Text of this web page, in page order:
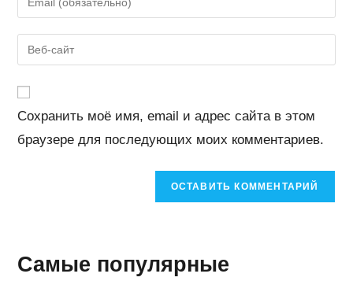
или
пользователя,
чтобы
прокомментировать
свой
email-
адрес,
URL
веб-
сайта
(необязательно)
Сохранить моё имя, email и адрес сайта в этом
браузере для последующих моих комментариев.
Самые популярные